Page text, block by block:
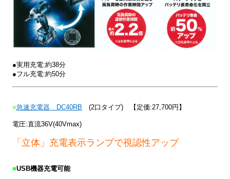
●実用充電:約38分
●フル充電:約50分
■急速充電器 DC40RB (2口タイプ) 【定価:27,700円】
電圧:直流36V(40Vmax)
「立体」充電表示ランプで視認性アップ
■USB機器充電可能